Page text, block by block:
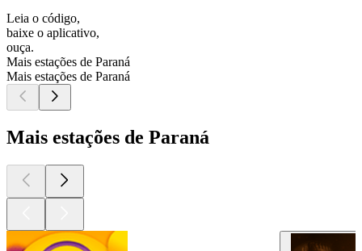
Leia o código,
baixe o aplicativo,
ouça.
Mais estações de Paraná
Mais estações de Paraná
Mais estações de Paraná